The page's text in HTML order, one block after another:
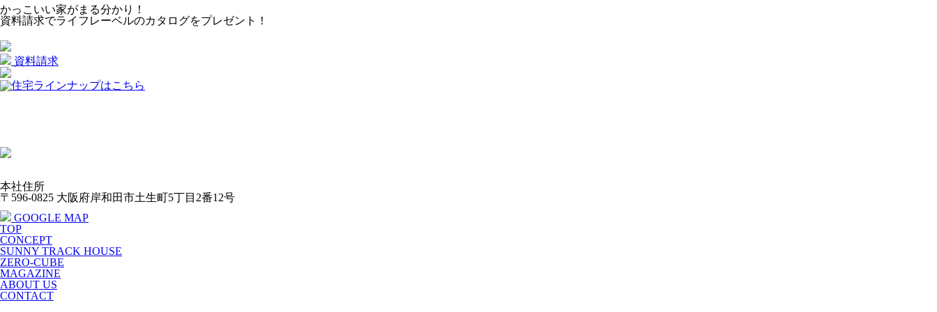
かっこいい家がまる分かり！
資料請求でライフレーベルのカタログをプレゼント！
資料請求
本社住所
〒596-0825 大阪府岸和田市土生町5丁目2番12号
GOOGLE MAP
TOP
CONCEPT
SUNNY TRACK HOUSE
ZERO-CUBE
MAGAZINE
ABOUT US
CONTACT